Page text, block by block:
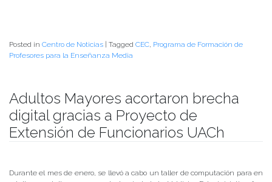
Posted in Centro de Noticias Tagged CEC, Programa de Formación de
Profesores para la Enseñanza Media
Adultos Mayores acortaron brecha
digital gracias a Proyecto de
Extensión de Funcionarios UACh
Durante el mes de enero, se llevó a cabo un taller de computación para en